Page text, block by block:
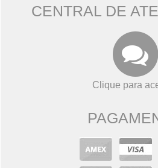
CENTRAL DE
Clique para